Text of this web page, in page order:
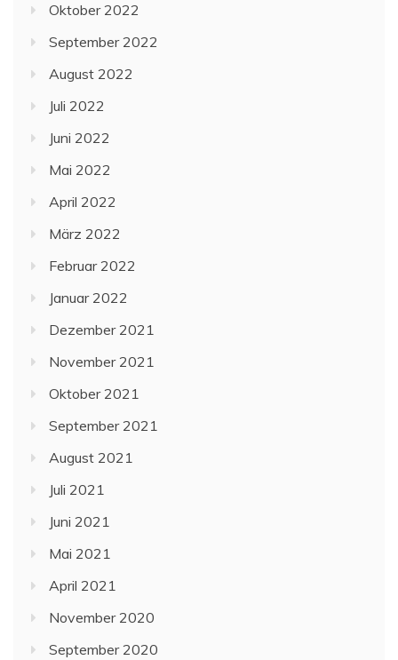
Oktober 2022
September 2022
August 2022
Juli 2022
Juni 2022
Mai 2022
April 2022
März 2022
Februar 2022
Januar 2022
Dezember 2021
November 2021
Oktober 2021
September 2021
August 2021
Juli 2021
Juni 2021
Mai 2021
April 2021
November 2020
September 2020